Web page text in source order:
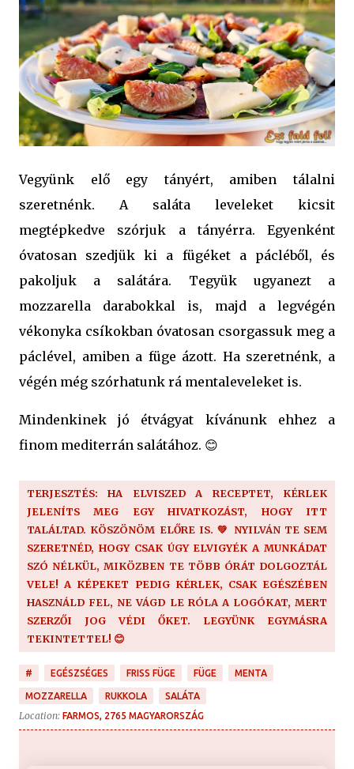
Vegyünk elő egy tányért, amiben tálalni
szeretnénk. A saláta leveleket kicsit
megtépkedve szórjuk a tányérra. Egyenként
óvatosan szedjük ki a fügéket a pácléből, és
pakoljuk a salátára. Tegyük ugyanezt a
mozzarella darabokkal is, majd a legvégén
vékonyka csíkokban óvatosan csorgassuk meg a
páclével, amiben a füge ázott. Ha szeretnénk, a
végén még szórhatunk rá mentaleveleket is.
Mindenkinek jó étvágyat kívánunk ehhez a
finom mediterrán salátához. 😊
TERJESZTÉS: HA ELVISZED A RECEPTET, KÉRLEK
JELENÍTS MEG EGY HIVATKOZÁST, HOGY ITT
TALÁLTAD. KÖSZÖNÖM ELŐRE IS. 💚 NYILVÁN TE SEM
SZERETNÉD, HOGY CSAK ÚGY ELVIGYÉK A MUNKÁDAT
SZÓ NÉLKÜL, MIKÖZBEN TE TÖBB ÓRÁT DOLGOZTÁL
VELE! A KÉPEKET PEDIG KÉRLEK, CSAK EGÉSZÉBEN
HASZNÁLD FEL, NE VÁGD LE RÓLA A LOGÓKAT, MERT
SZERZŐI JOG VÉDI ŐKET. LEGYÜNK EGYMÁSRA
TEKINTETTEL! 😊
# EGÉSZSÉGES FRISS FÜGE FÜGE MENTA
MOZZARELLA RUKKOLA SALÁTA
Location: FARMOS, 2765 MAGYARORSZÁG